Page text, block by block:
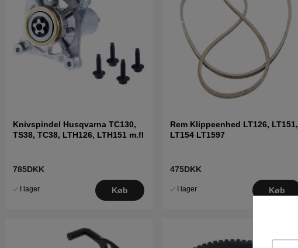
Knivspindel Husqvarna TC130,
TS38, TC38, LTH126, LTH151 m.fl
785DKK
I lager Køb
Rem Klippeenhed LT126, LT151,
LT154 LT1597
475DKK
I lager Køb